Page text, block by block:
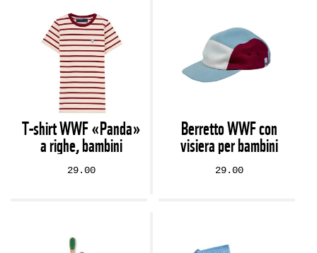
T-shirt WWF «Panda»
a righe, bambini
29.00
Berretto WWF con
visiera per bambini
29.00